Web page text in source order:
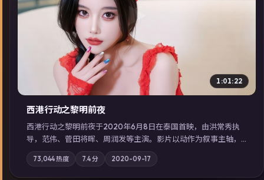
▶
1:01:22
西港行动之黎明前夜
西港行动之黎明前夜于2020年6月8日在泰国首映，由洪常秀执
导，范伟、菅田将晖、周润发等主演。影片以动作为叙事主轴，
亲情与职责必须在倒计时结束前做出抉择；摄影与配乐强化地域
气质；站内亦可通过「国产免费观看高清电视剧在线看」延展检
索同类型高分佳作，畅享高清在线追剧体验。
73,044热度 7.4分 2020-09-17